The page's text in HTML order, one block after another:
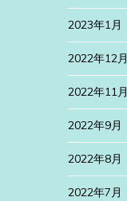
2023年1月
2022年12月
2022年11月
2022年9月
2022年8月
2022年7月